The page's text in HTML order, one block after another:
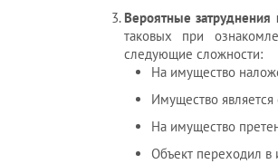
Вероятные
таковых при
следующие сложности:
На имущество
Имущество
На имущество
Объект переходил в